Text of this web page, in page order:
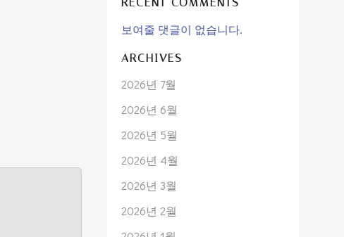
보여줄 댓글이 없습니다.
ARCHIVES
2026년 7월
2026년 6월
2026년 5월
2026년 4월
2026년 3월
2026년 2월